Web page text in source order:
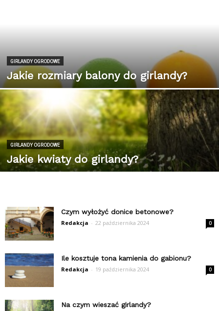
GIRLANDY OGRODOWE
Jakie rozmiary balony do girlandy?
GIRLANDY OGRODOWE
Jakie kwiaty do girlandy?
Czym wyłożyć donice betonowe?
Redakcja - 22 października 2024 0
Ile kosztuje tona kamienia do gabionu?
Redakcja - 19 października 2024 0
Na czym wieszać girlandy?